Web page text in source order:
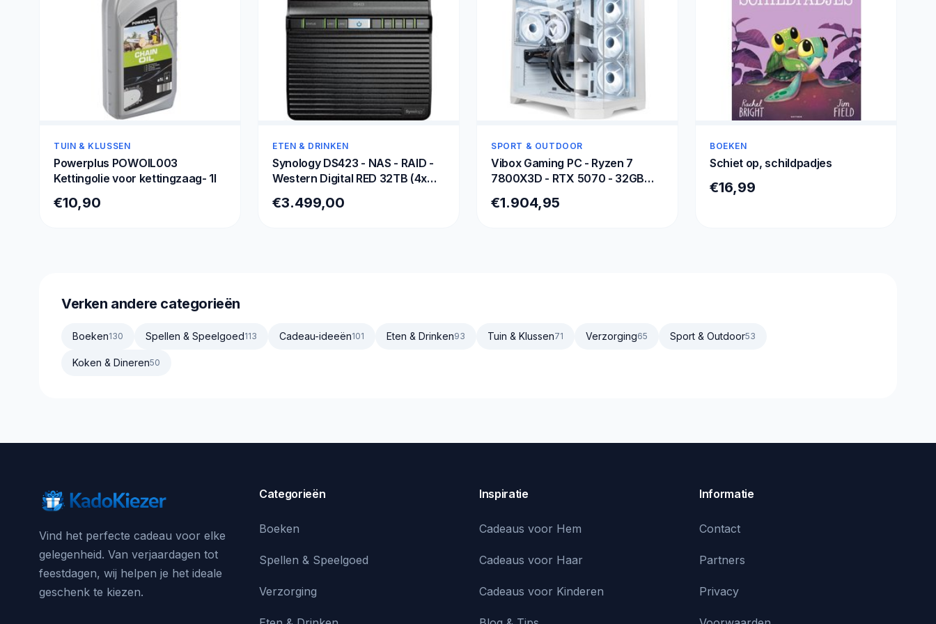
TUIN & KLUSSEN
Powerplus POWOIL003
Kettingolie voor kettingzaag- 1l
€10,90
ETEN & DRINKEN
Synology DS423 - NAS - RAID -
Western Digital RED 32TB (4x
€3.499,00
SPORT & OUTDOOR
Vibox Gaming PC - Ryzen 7
7800X3D - RTX 5070 - 32GB
11 - WiFi 6 + Bluetooth 5.4 -
€1.904,95
BOEKEN
Schiet op, schildpadjes
€16,99
Verken andere categorieën
Boeken130 Spellen & Speelgoed113 Cadeau-ideeën101 Eten & Drinken93 Tuin & Klussen71 Verzorging65 Sport & Outdoor53
Koken & Dineren50
Vind het perfecte cadeau voor elke
gelegenheid. Van verjaardagen tot
feestdagen, wij helpen je het ideale
geschenk te kiezen.
Categorieën
Boeken
Spellen & Speelgoed
Verzorging
Inspiratie
Cadeaus voor Hem
Cadeaus voor Haar
Cadeaus voor Kinderen
Informatie
Contact
Partners
Privacy